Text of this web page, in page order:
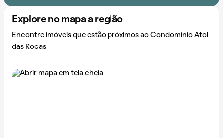
Explore no mapa a região
Encontre imóveis que estão próximos ao Condomínio Atol
das Rocas